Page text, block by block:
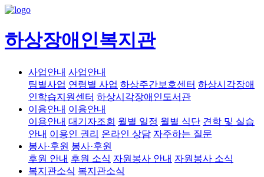
하상장애인복지관
사업안내 사업안내
팀별사업 연령별 사업 하상주간보호센터 하상시각장애
인학습지원센터 하상시각장애인도서관
이용안내 이용안내
이용안내 대기자조회 월별 일정 월별 식단 견학 및 실습
안내 이용인 권리 온라인 상담 자주하는 질문
봉사·후원 봉사·후원
후원 안내 후원 소식 자원봉사 안내 자원봉사 소식
복지관소식 복지관소식